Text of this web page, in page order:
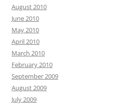
August 2010
June 2010
May 2010
April 2010
March 2010
February 2010
September 2009
August 2009
July 2009